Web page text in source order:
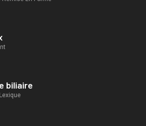
biliaire